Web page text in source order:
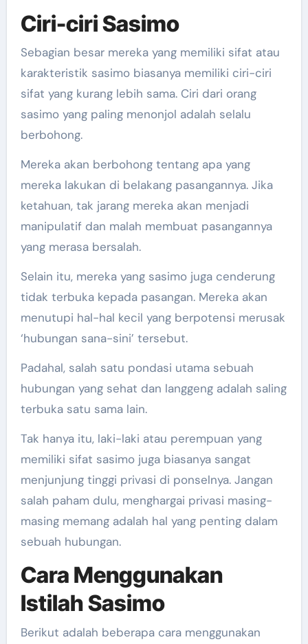
Ciri-ciri Sasimo
Sebagian besar mereka yang memiliki sifat atau
karakteristik sasimo biasanya memiliki ciri-ciri
sifat yang kurang lebih sama. Ciri dari orang
sasimo yang paling menonjol adalah selalu
berbohong.
Mereka akan berbohong tentang apa yang
mereka lakukan di belakang pasangannya. Jika
ketahuan, tak jarang mereka akan menjadi
manipulatif dan malah membuat pasangannya
yang merasa bersalah.
Selain itu, mereka yang sasimo juga cenderung
tidak terbuka kepada pasangan. Mereka akan
menutupi hal-hal kecil yang berpotensi merusak
‘hubungan sana-sini’ tersebut.
Padahal, salah satu pondasi utama sebuah
hubungan yang sehat dan langgeng adalah saling
terbuka satu sama lain.
Tak hanya itu, laki-laki atau perempuan yang
memiliki sifat sasimo juga biasanya sangat
menjunjung tinggi privasi di ponselnya. Jangan
salah paham dulu, menghargai privasi masing-
masing memang adalah hal yang penting dalam
sebuah hubungan.
Cara Menggunakan
Istilah Sasimo
Berikut adalah beberapa cara menggunakan